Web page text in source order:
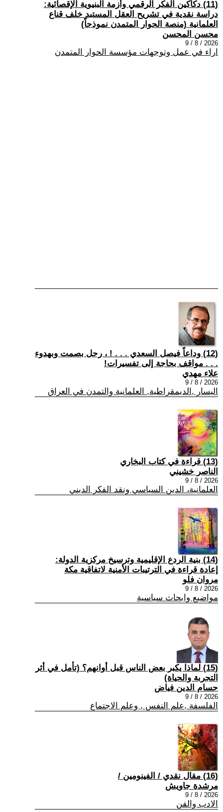
(11) دكاكين الفكر الرقمي وأزمة البنيوية الإقصائية:
دراسة نقدية في تشريح العقل المستبد خلف قناع
العلمانية (منصة الحوار المتمدن نموذجاً)
محسن المحسن
2026 / 8 / 9
اراء في عمل وتوجهات مؤسسة الحوار المتمدن
(12) وداعاً فيصل السعدي . . . ! ، رحل بصمت وبهدوء
. . . مواقف بحاجة إلى تفسيرات!
علاء مهدي
2026 / 8 / 9
اليسار ,الديمقراطية, العلمانية والتمدن في العراق
(13) قراءة في كتاب البخاري
الناصر خشيني
2026 / 8 / 9
العلمانية، الدين السياسي ونقد الفكر الديني
(14) بنية الردع الإقليمية وترسيخ مركزية الدولة:
إعادة قراءة في الترتيبات الأمنية لاتفاقية مكة
مروان فلو
2026 / 8 / 9
مواضيع وابحاث سياسية
(15) لماذا يكبر بعض الناس قبل أوانهم؟ (تأمل في أثر
التجربة والحياة)
حسام الدين فياض
2026 / 8 / 9
الفلسفة ,علم النفس , وعلم الاجتماع
(16) مقال نقدي / الفينومين /
مرشدة جاويش
2026 / 8 / 9
الادب والفن